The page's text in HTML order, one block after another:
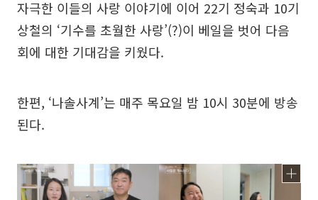
자극한 이들의 사랑 이야기에 이어 22기 정숙과 10기
상철의 ‘기수를 초월한 사랑’(?)이 베일을 벗어 다음
회에 대한 기대감을 키웠다.
한편, ‘나솔사계’는 매주 목요일 밤 10시 30분에 방송
된다.